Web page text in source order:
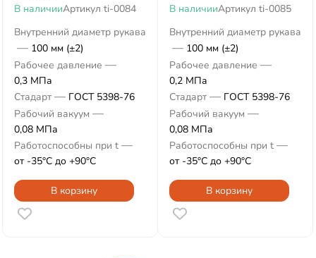
В наличииАртикул ti-0084
Внутренний диаметр рукава
— 100 мм (±2)
Рабочее давление —
0,3 МПа
Стадарт — ГОСТ 5398-76
Рабочий вакуум —
0,08 МПа
Работоспособны при t —
от -35°С до +90°С
В корзину
В наличииАртикул ti-0085
Внутренний диаметр рукава
— 100 мм (±2)
Рабочее давление —
0,2 МПа
Стадарт — ГОСТ 5398-76
Рабочий вакуум —
0,08 МПа
Работоспособны при t —
от -35°С до +90°С
В корзину